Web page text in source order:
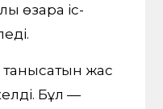
өзара іс-
танысатын жас
Бұл —